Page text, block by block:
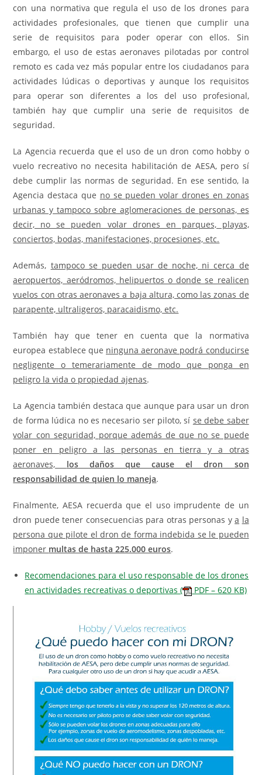
con una normativa que regula el uso de los drones para
actividades profesionales, que tienen que cumplir una
serie de requisitos para poder operar con ellos. Sin
embargo, el uso de estas aeronaves pilotadas por control
remoto es cada vez más popular entre los ciudadanos para
actividades lúdicas o deportivas y aunque los requisitos
para operar son diferentes a los del uso profesional,
también hay que cumplir una serie de requisitos de
seguridad.
La Agencia recuerda que el uso de un dron como hobby o
vuelo recreativo no necesita habilitación de AESA, pero sí
debe cumplir las normas de seguridad. En ese sentido, la
Agencia destaca que no se pueden volar drones en zonas
urbanas y tampoco sobre aglomeraciones de personas, es
decir, no se pueden volar drones en parques, playas,
conciertos, bodas, manifestaciones, procesiones, etc.
Además, tampoco se pueden usar de noche, ni cerca de
aeropuertos, aeródromos, helipuertos o donde se realicen
vuelos con otras aeronaves a baja altura, como las zonas de
parapente, ultraligeros, paracaidismo, etc.
También hay que tener en cuenta que la normativa
europea establece que ninguna aeronave podrá conducirse
negligente o temerariamente de modo que ponga en
peligro la vida o propiedad ajenas.
La Agencia también destaca que aunque para usar un dron
de forma lúdica no es necesario ser piloto, sí se debe saber
volar con seguridad, porque además de que no se puede
poner en peligro a las personas en tierra y a otras
aeronaves, los daños que cause el dron son
responsabilidad de quien lo maneja.
Finalmente, AESA recuerda que el uso imprudente de un
dron puede tener consecuencias para otras personas ya la
persona que pilote el dron de forma indebida se le pueden
imponer multas de hasta 225.000 euros.
Recomendaciones para el uso responsable de los drones
en actividades recreativas o deportivas (
PDF – 620 KB)